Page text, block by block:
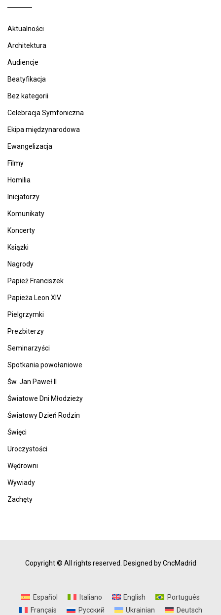
Aktualności
Architektura
Audiencje
Beatyfikacja
Bez kategorii
Celebracja Symfoniczna
Ekipa międzynarodowa
Ewangelizacja
Filmy
Homilia
Inicjatorzy
Komunikaty
Koncerty
Książki
Nagrody
Papież Franciszek
Papieża Leon XIV
Pielgrzymki
Prezbiterzy
Seminarzyści
Spotkania powołaniowe
Św. Jan Paweł II
Światowe Dni Młodzieży
Światowy Dzień Rodzin
Święci
Uroczystości
Wędrowni
Wywiady
Zachęty
Copyright © All rights reserved. Designed by CncMadrid
Español Italiano English
Português
Français
Русский Ukrainian Deutsch